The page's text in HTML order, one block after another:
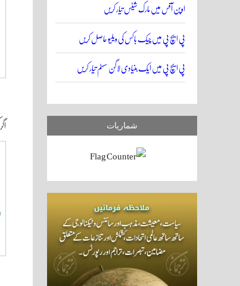
اوپن آفس میں مارک شیٹس تیار کریں
پی ایچ پی میں چیک باکس کی ویلیو حاصل کریں
پی ایچ پی میں ایک بنیادی لاگن سسٹم تیار کریں
شماریات